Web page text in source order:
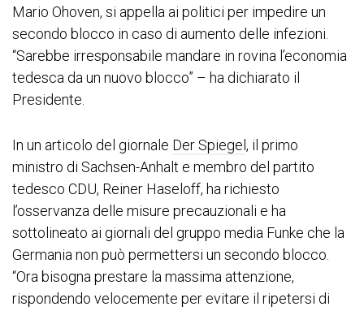
Mario Ohoven, si appella ai politici per impedire un
secondo blocco in caso di aumento delle infezioni.
“Sarebbe irresponsabile mandare in rovina l’economia
tedesca da un nuovo blocco” – ha dichiarato il
Presidente.
In un articolo del giornale Der Spiegel , il primo
ministro di Sachsen-Anhalt e membro del partito
tedesco CDU, Reiner Haseloff, ha richiesto
l’osservanza delle misure precauzionali e ha
sottolineato ai giornali del gruppo media Funke che la
Germania non può permettersi un secondo blocco.
“Ora bisogna prestare la massima attenzione,
rispondendo velocemente per evitare il ripetersi di